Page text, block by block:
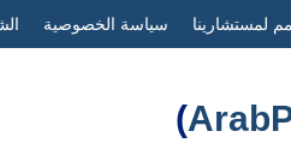
لمستشارينا سياسة الخصوصية
)